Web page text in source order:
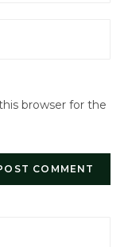
browser for the